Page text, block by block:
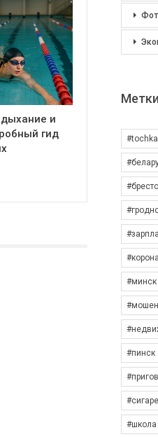
дыхание и
гид
Метки
#tochka
#минск
#пинск
#школа